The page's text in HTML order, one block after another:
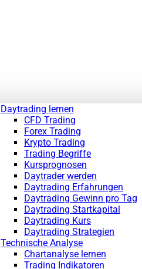
Daytrading lernen
CFD Trading
Forex Trading
Krypto Trading
Trading Begriffe
Kursprognosen
Daytrader werden
Daytrading Erfahrungen
Daytrading Gewinn pro Tag
Daytrading Startkapital
Daytrading Kurs
Daytrading Strategien
Technische Analyse
Chartanalyse lernen
Trading Indikatoren